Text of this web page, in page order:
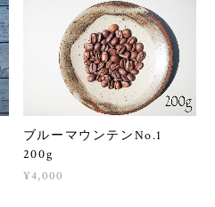
ブルーマウンテンNo.1
200g
¥4,000